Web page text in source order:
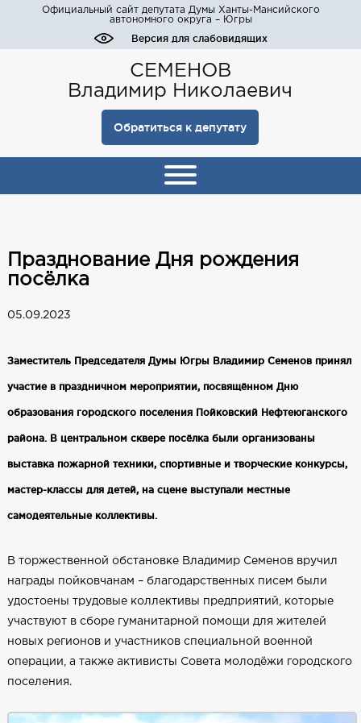
Официальный сайт депутата Думы Ханты-Мансийского
автономного округа – Югры
Версия для слабовидящих
СЕМЕНОВ
Владимир Николаевич
Обратиться к депутату
Празднование Дня рождения
посёлка
05.09.2023
Заместитель Председателя Думы Югры Владимир Семенов принял
участие в праздничном мероприятии, посвящённом Дню
образования городского поселения Пойковский Нефтеюганского
района. В центральном сквере посёлка были организованы
выставка пожарной техники, спортивные и творческие конкурсы,
мастер-классы для детей, на сцене выступали местные
самодеятельные коллективы.
В торжественной обстановке Владимир Семенов вручил
награды пойковчанам – благодарственных писем были
удостоены трудовые коллективы предприятий, которые
участвуют в сборе гуманитарной помощи для жителей
новых регионов и участников специальной военной
операции, а также активисты Совета молодёжи городского
поселения.